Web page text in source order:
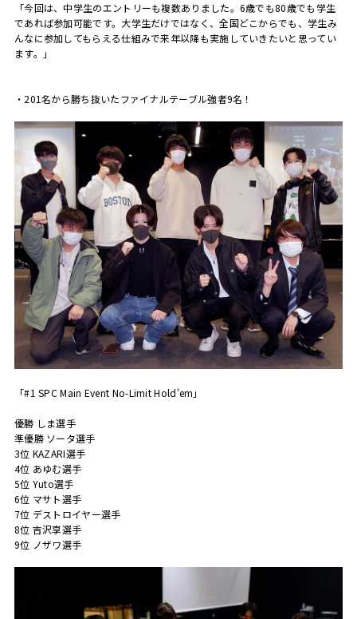
「今回は、中学生のエントリーも複数ありました。6歳でも80歳でも学生
であれば参加可能です。大学生だけではなく、全国どこからでも、学生み
んなに参加してもらえる仕組みで来年以降も実施していきたいと思ってい
ます。」
・201名から勝ち抜いたファイナルテーブル強者9名！
「#1 SPC Main Event No-Limit Hold'em」
優勝 しま選手
準優勝 ソータ選手
3位 KAZARI選手
4位 あゆむ選手
5位 Yuto選手
6位 マサト選手
7位 デストロイヤー選手
8位 吉沢享選手
9位 ノザワ選手